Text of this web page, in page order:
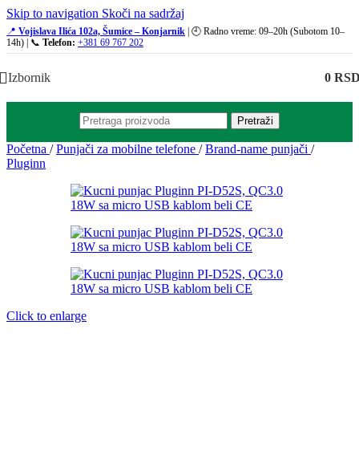
Skip to navigation Skoči na sadržaj
📍 Vojislava Ilića 102a, Šumice – Konjarnik | 🕘 Radno vreme: 09–20h (Subotom 10–
14h) | 📞 Telefon: +381 69 767 202
Izbornik 0
Pretraži
Početna / Punjači za mobilne telefone / Brand-name punjači /
Pluginn
Click to enlarge